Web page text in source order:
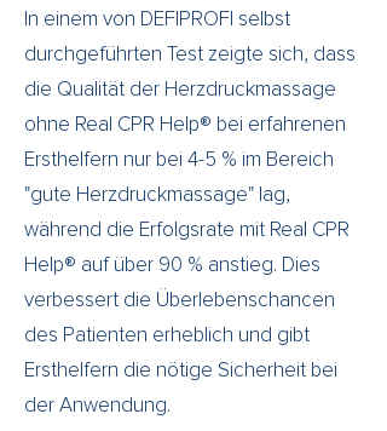
In einem von DEFIPROFI selbst
durchgeführten Test zeigte sich, dass
die Qualität der Herzdruckmassage
ohne Real CPR Help® bei erfahrenen
Ersthelfern nur bei 4-5 % im Bereich
"gute Herzdruckmassage" lag,
während die Erfolgsrate mit Real CPR
Help® auf über 90 % anstieg. Dies
verbessert die Überlebenschancen
des Patienten erheblich und gibt
Ersthelfern die nötige Sicherheit bei
der Anwendung.